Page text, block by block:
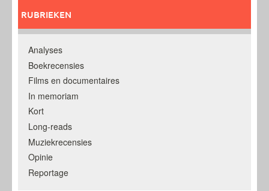
RUBRIEKEN
Analyses
Boekrecensies
Films en documentaires
In memoriam
Kort
Long-reads
Muziekrecensies
Opinie
Reportage